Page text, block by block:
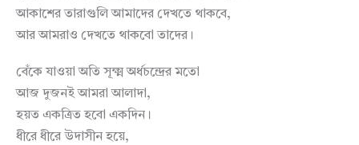
আকাশের তারাগুলি আমাদের দেখতে থাকবে,
আর আমরাও দেখতে থাকবো তাদের।
বেঁকে যাওয়া অতি সূক্ষ্ম অর্ধচন্দ্রের মতো
আজ দুজনই আমরা আলাদা,
হয়ত একত্রিত হবো একদিন।
ধীরে ধীরে উদাসীন হয়ে,